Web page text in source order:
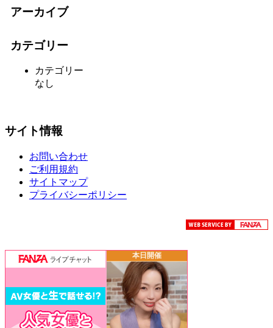
アーカイブ
カテゴリー
カテゴリー
なし
サイト情報
お問い合わせ
ご利用規約
サイトマップ
プライバシーポリシー